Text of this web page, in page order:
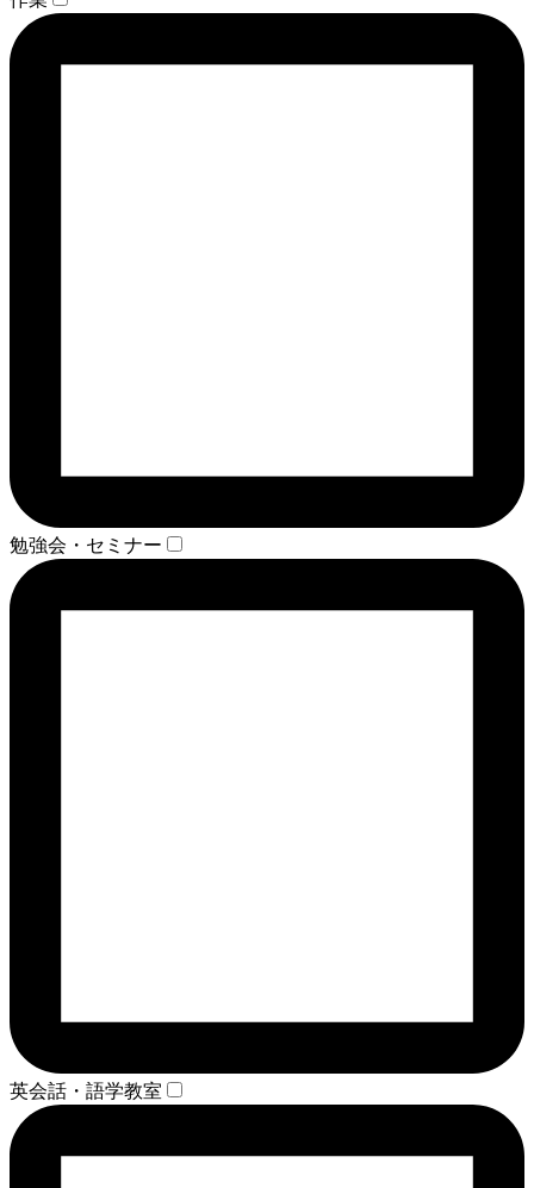
勉強会・セミナー
英会話・語学教室